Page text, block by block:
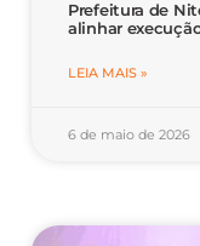
Prefeitura de
alinhar
LEIA MAIS »
6 de maio de 2026